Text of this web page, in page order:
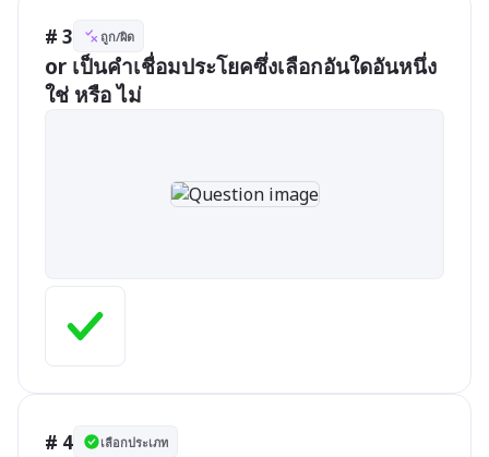
# 3 ถูก/ผิด
or เป็นคำเชื่อมประโยคซึ่งเลือกอันใดอันหนึ่ง
ใช่ หรือ ไม่
# 4 เลือกประเภท